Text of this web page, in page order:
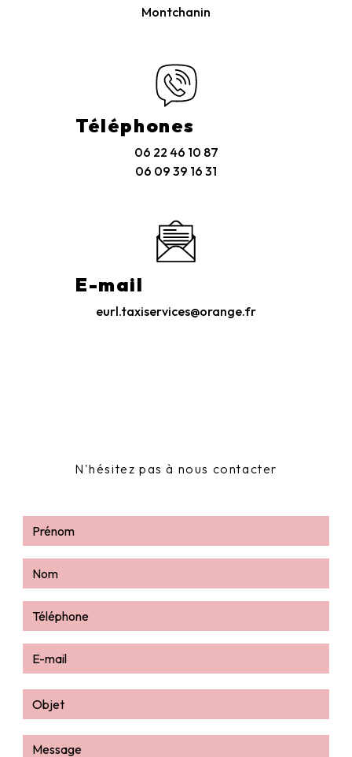
Montchanin
Téléphones
06 22 46 10 87
06 09 39 16 31
E-mail
eurl.taxiservices@orange.fr
N'hésitez pas à nous contacter